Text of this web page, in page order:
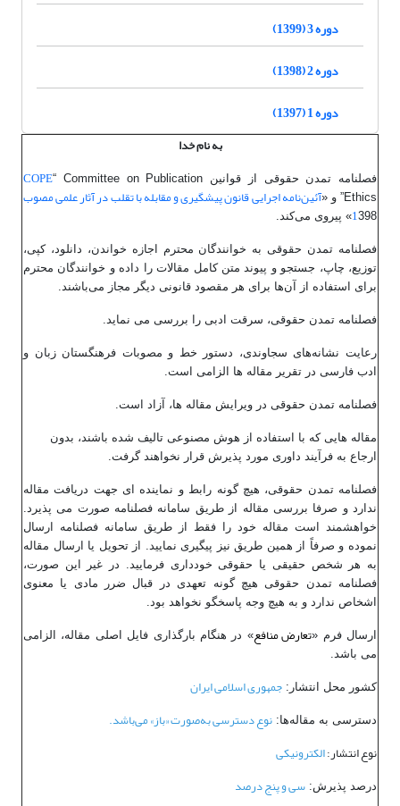
دوره 3 (1399)
دوره 2 (1398)
دوره 1 (1397)
به نام خدا
فصلنامه تمدن حقوقی از قوانین COPE“ Committee on Publication
Ethics” و «
آئیننامه اجرایی قانون پیشگیری و مقابله با تقلب در آثار علمی مصوب
1398» پیروی می‌کند.
فصلنامه تمدن حقوقی به خوانندگان محترم اجازه خواندن، دانلود، کپی،
توزیع، چاپ، جستجو و پیوند متن کامل مقالات را داده و خوانندگان محترم
برای استفاده از آن‌ها برای هر مقصود قانونی دیگر مجاز می‌باشند.
فصلنامه تمدن حقوقی، سرقت ادبی را بررسی می نماید.
رعایت نشانه‌های سجاوندی، دستور خط و مصوبات فرهنگستان زبان و
ادب فارسی در تقریر مقاله ها الزامی است.
فصلنامه تمدن حقوقی در ویرایش مقاله ها، آزاد است.
مقاله هایی که با استفاده از هوش مصنوعی تالیف شده باشند، بدون
ارجاع به فرآیند داوری مورد پذیرش قرار نخواهند گرفت.
فصلنامه تمدن حقوقی، هیچ گونه رابط و نماینده ای جهت دریافت مقاله
ندارد و صرفا بررسی مقاله از طریق سامانه فصلنامه صورت می پذیرد.
خواهشمند است مقاله خود را فقط از طریق سامانه فصلنامه ارسال
نموده و صرفاً از همین طریق نیز پیگیری نمایید. از تحویل یا ارسال مقاله
به هر شخص حقیقی یا حقوقی خودداری فرمایید. در غیر این صورت،
فصلنامه تمدن حقوقی هیچ گونه تعهدی در قبال ضرر مادی یا معنوی
اشخاص ندارد و به هیچ وجه پاسخگو نخواهد بود.
ارسال فرم «تعارض منافع» در هنگام بارگذاری فایل اصلی مقاله، الزامی
می باشد.
کشور محل انتشار: جمهوری اسلامی ایران
دسترسی به مقاله‌ها: نوع دسترسی به‌صورت «باز» می‌باشد.
نوع انتشار:الکترونیکی
درصد پذیرش: سی و پنج درصد